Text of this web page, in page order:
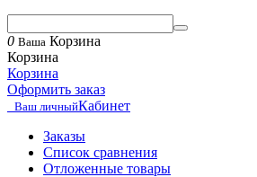
0 Ваша Корзина
Корзина
Корзина
Оформить заказ
Ваш личныйКабинет
Заказы
Список сравнения
Отложенные товары